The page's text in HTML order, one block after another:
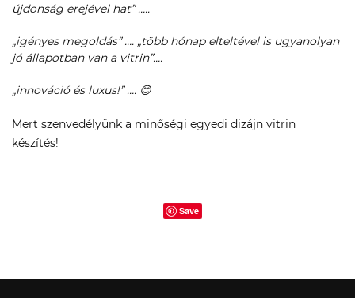
újdonság erejével hat” …..
„igényes megoldás” …. „több hónap elteltével is ugyanolyan
jó állapotban van a vitrin”….
„innováció és luxus!” …. 😊
Mert szenvedélyünk a minőségi egyedi dizájn vitrin
készítés!
Save